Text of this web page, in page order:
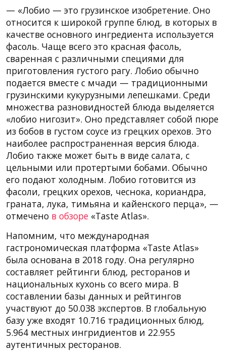
— «Лобио — это грузинское изобретение. Оно
относится к широкой группе блюд, в которых в
качестве основного ингредиента используется
фасоль. Чаще всего это красная фасоль,
сваренная с различными специями для
приготовления густого рагу. Лобио обычно
подается вместе с мчади — традиционными
грузинскими кукурузными лепешками. Среди
множества разновидностей блюда выделяется
«лобио нигозит». Оно представляет собой пюре
из бобов в густом соусе из грецких орехов. Это
наиболее распространенная версия блюда.
Лобио также может быть в виде салата, с
цельными или протертыми бобами. Обычно
его подают холодным. Лобио готовится из
фасоли, грецких орехов, чеснока, кориандра,
граната, лука, тимьяна и кайенского перца», —
отмечено в обзоре «Taste Atlas».
Напомним, что международная
гастрономическая платформа «Taste Atlas»
была основана в 2018 году. Она регулярно
составляет рейтинги блюд, ресторанов и
национальных кухонь со всего мира. В
составлении базы данных и рейтингов
участвуют до 50.038 экспертов. В глобальную
базу уже входят 10.716 традиционных блюд,
5.964 местных ингридиентов и 22.955
аутентичных ресторанов.